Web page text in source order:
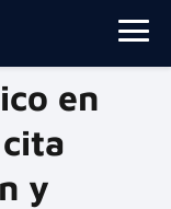
en
y